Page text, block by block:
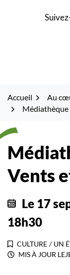
Accueil Au
Médiathèque
Vents
Le 17
18h30
CULTURE / UN
MIS À JOUR LE